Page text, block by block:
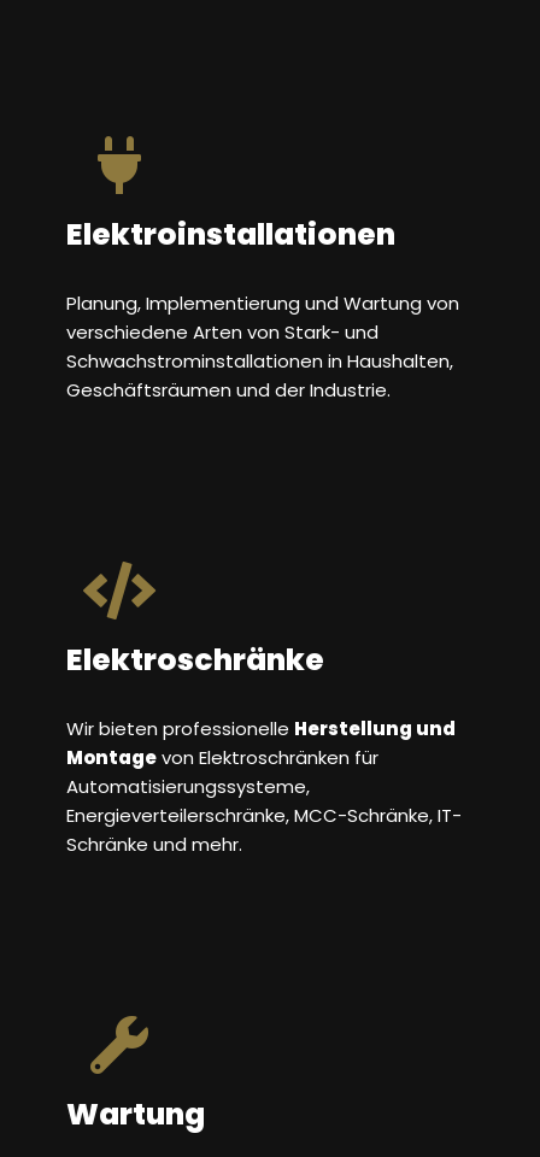
Elektroinstallationen
Planung, Implementierung und Wartung von
verschiedene Arten von Stark- und
Schwachstrominstallationen in Haushalten,
Geschäftsräumen und der Industrie.
Elektroschränke
Wir bieten professionelle Herstellung und
Montagevon Elektroschränken für
Automatisierungssysteme,
Energieverteilerschränke, MCC-Schränke, IT-
Schränke und mehr.
Wartung